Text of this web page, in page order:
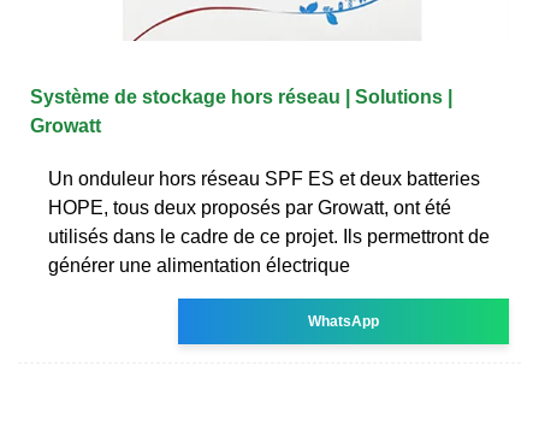
Système de stockage hors réseau | Solutions |
Growatt
Un onduleur hors réseau SPF ES et deux batteries
HOPE, tous deux proposés par Growatt, ont été
utilisés dans le cadre de ce projet. Ils permettront de
générer une alimentation électrique
WhatsApp